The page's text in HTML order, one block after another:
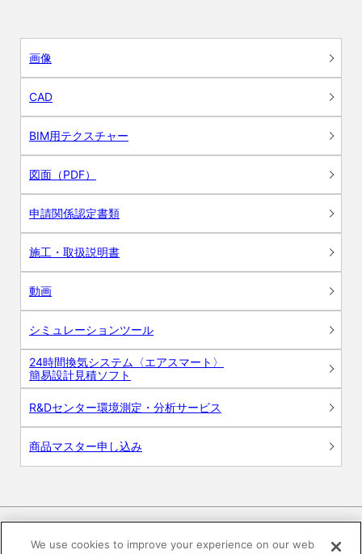
画像
CAD
BIM用テクスチャー
図面（PDF）
申請関係認定書類
施工・取扱説明書
動画
シミュレーションツール
24時間換気システム〈エアスマート〉
簡易設計見積ソフト
R&Dセンター環境測定・分析サービス
商品マスター申し込み
We use cookies to improve your experience on our web